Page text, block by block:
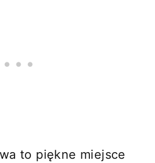
to piękne miejsce